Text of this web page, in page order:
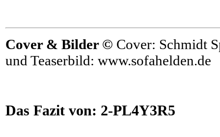
Cover & Bilder © Cover: Schmidt
und Teaserbild: www.sofahelden.de
Das Fazit von: 2-PL4Y3R5